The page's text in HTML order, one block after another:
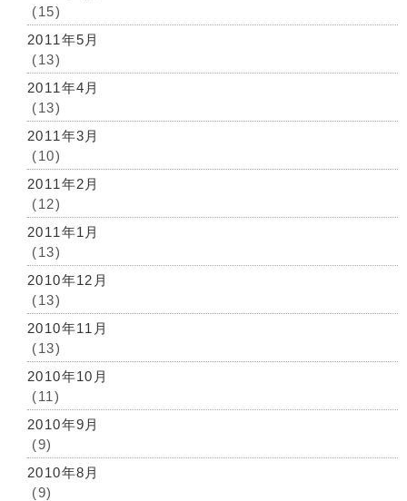
(15)
2011年5月
(13)
2011年4月
(13)
2011年3月
(10)
2011年2月
(12)
2011年1月
(13)
2010年12月
(13)
2010年11月
(13)
2010年10月
(11)
2010年9月
(9)
2010年8月
(9)